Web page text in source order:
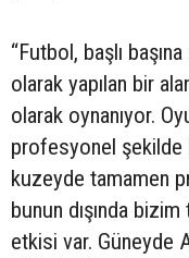
“Futbol, başlı
olarak yapılan bir
olarak oynanıyor.
profesyonel şekilde
kuzeyde tamamen
bunun dışında
etkisi var. Güneyde